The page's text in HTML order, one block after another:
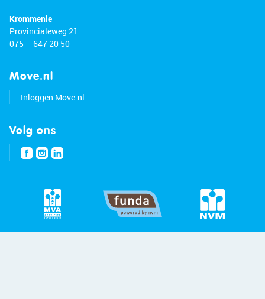
Krommenie
Provincialeweg 21
075 – 647 20 50
Move.nl
Inloggen Move.nl
Volg ons